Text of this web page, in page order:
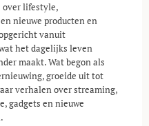
over lifestyle,
nieuwe producten en
vanuit
het dagelijks leven
maakt. Wat begon als
groeide uit tot
verhalen over streaming,
gadgets en nieuwe